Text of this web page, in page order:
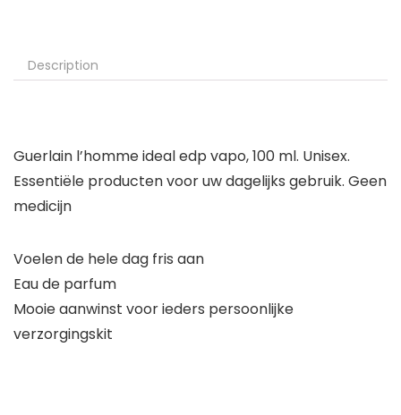
Description
Guerlain l’homme ideal edp vapo, 100 ml. Unisex.
Essentiële producten voor uw dagelijks gebruik. Geen
medicijn
Voelen de hele dag fris aan
Eau de parfum
Mooie aanwinst voor ieders persoonlijke
verzorgingskit